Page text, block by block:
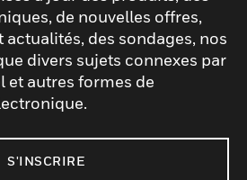
de nouvelles offres,
actualités, des sondages, nos
divers sujets connexes par
et autres formes de
S'INSCRIRE